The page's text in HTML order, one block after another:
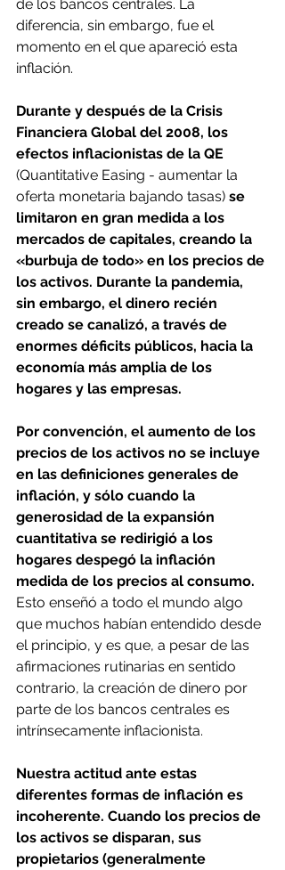
de los bancos centrales. La
diferencia, sin embargo, fue el
momento en el que apareció esta
inflación.
Durante y después de la Crisis
Financiera Global del 2008, los
efectos inflacionistas de la QE
(Quantitative Easing - aumentar la
oferta monetaria bajando tasas) se
limitaron en gran medida a los
mercados de capitales, creando la
«burbuja de todo» en los precios de
los activos. Durante la pandemia,
sin embargo, el dinero recién
creado se canalizó, a través de
enormes déficits públicos, hacia la
economía más amplia de los
hogares y las empresas.
Por convención, el aumento de los
precios de los activos no se incluye
en las definiciones generales de
inflación, y sólo cuando la
generosidad de la expansión
cuantitativa se redirigió a los
hogares despegó la inflación
medida de los precios al consumo.
Esto enseñó a todo el mundo algo
que muchos habían entendido desde
el principio, y es que, a pesar de las
afirmaciones rutinarias en sentido
contrario, la creación de dinero por
parte de los bancos centrales es
intrínsecamente inflacionista.
Nuestra actitud ante estas
diferentes formas de inflación es
incoherente. Cuando los precios de
los activos se disparan, sus
propietarios (generalmente